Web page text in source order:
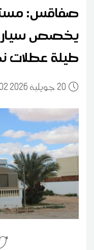
صفاقس:
يخصص
طيلة عطلات
20 12:02 2026 جويلية